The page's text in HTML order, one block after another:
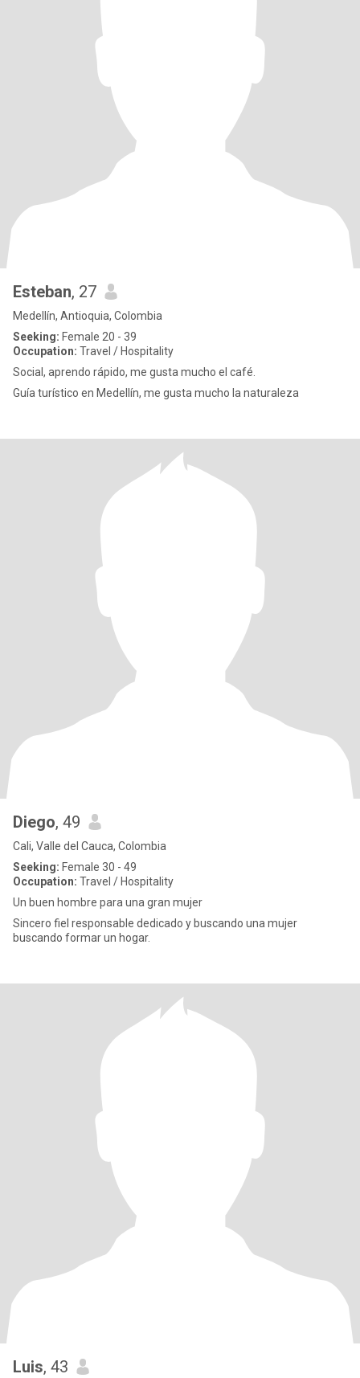
Esteban, 27
Medellín, Antioquia, Colombia
Seeking: Female 20 - 39
Occupation: Travel / Hospitality
Social, aprendo rápido, me gusta mucho el café.
Guía turístico en Medellín, me gusta mucho la naturaleza
Diego, 49
Cali, Valle del Cauca, Colombia
Seeking: Female 30 - 49
Occupation: Travel / Hospitality
Un buen hombre para una gran mujer
Sincero fiel responsable dedicado y buscando una mujer
buscando formar un hogar.
Luis, 43